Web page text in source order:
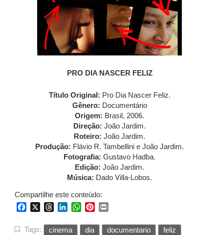
PRO DIA NASCER FELIZ
Título Original: Pro Dia Nascer Feliz.
Gênero: Documentário
Origem: Brasil, 2006.
Direção: João Jardim.
Roteiro: João Jardim.
Produção: Flávio R. Tambellini e João Jardim.
Fotografia: Gustavo Hadba.
Edição: João Jardim.
Música: Dado Villa-Lobos.
Compartilhe este conteúdo:
FacebookThreadsLinkedInWhatsApp
Pinterest
Tags: cinema dia documentario
feliz